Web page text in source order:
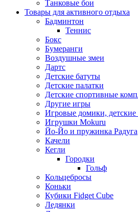
Танковые бои
Товары для активного отдыха
Бадминтон
Теннис
Бокс
Бумеранги
Воздушные змеи
Дартс
Детские батуты
Детские палатки
Детские спортивные
Другие игры
Игровые домики,
Игрушки Mokuru
Йо-Йо и пружинка Радуга
Качели
Кегли
Городки
Гольф
Кольцебросы
Коньки
Кубики Fidget Cube
Ледянки